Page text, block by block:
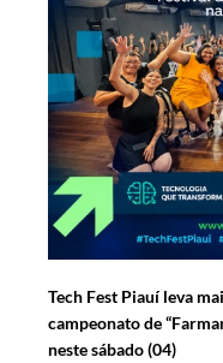
Tech Fest Piauí leva
campeonato de
neste sábado (04)